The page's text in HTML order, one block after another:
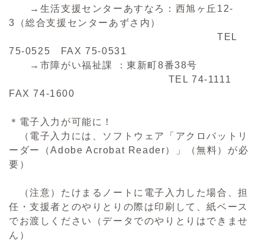
→生活支援センターあすなろ：西旭ヶ丘12-
3（総合支援センターあずさ内）
TEL
75-0525 FAX 75-0531
→市障がい福祉課 ：東新町8番38号
TEL 74-1111
FAX 74-1600
＊電子入力が可能に！
（電子入力には、ソフトウェア「アクロバットリ
ーダー（Adobe Acrobat Reader）」（無料）が必
要）
（注意）たけまるノートに電子入力した場合、担
任・支援者とのやりとりの際は印刷して、紙ベース
でお渡しください（データでのやりとりはできませ
ん）